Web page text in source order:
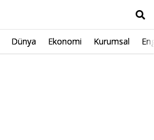
Dünya Ekonomi Kurumsal